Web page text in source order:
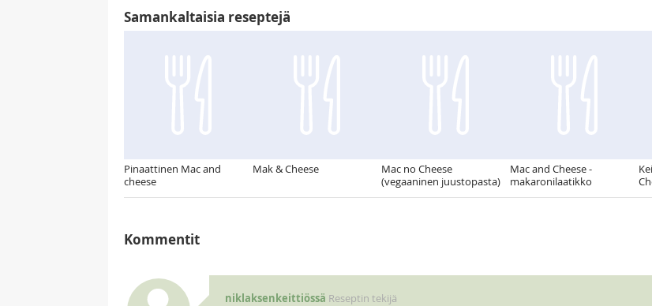
Samankaltaisia reseptejä
Pinaattinen Mac and
cheese
Mak & Cheese
Mac no Cheese
(vegaaninen juustopasta)
Mac and Cheese -
makaronilaatikko
Kommentit
niklaksenkeittiössä Reseptin tekijä